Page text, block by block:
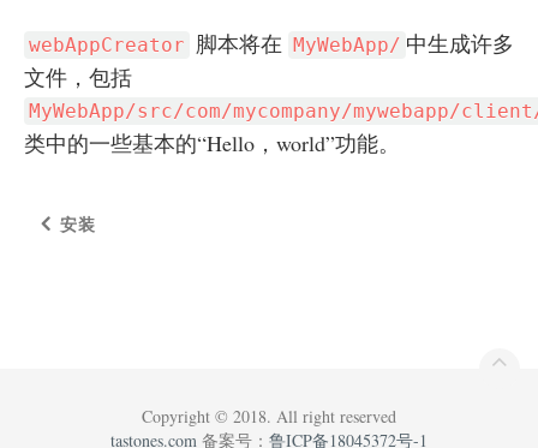
webAppCreator 脚本将在 MyWebApp/ 中生成许多
文件，包括
MyWebApp/src/com/mycompany/mywebapp/
类中的一些基本的“Hello，world”功能。
安装
Copyright © 2018. All right reserved
tastones.com 备案号： 鲁ICP备18045372号-1